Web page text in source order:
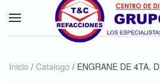
Skip to main content
Inicio / Catalogo / ENGRANE DE 4TA.